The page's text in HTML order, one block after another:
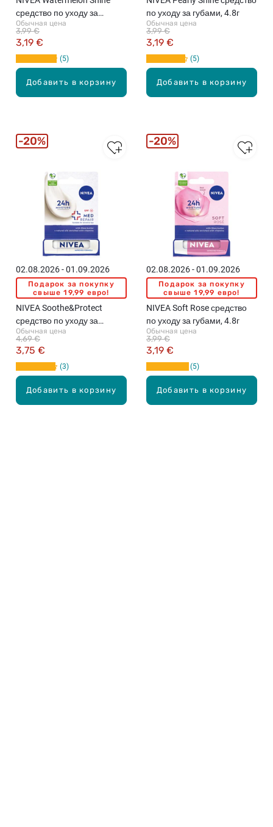
Добавить в корзину
средство по уходу за
губами, 4.8г
Обычная цена
3,19 €
3,99 €
5
Добавить в корзину
по уходу за губами, 4.8г
Обычная цена
3,19 €
3,99 €
5
Добавить в корзину
02.08.2026 - 01.09.2026
Подарок за покупку
свыше 19,99 евро!
NIVEA Soothe&Protect
средство по уходу за
губами, 4.8г
Обычная цена
3,75 €
4,69 €
3
20%
Добавить в корзину
02.08.2026 - 01.09.2026
Подарок за покупку
свыше 19,99 евро!
NIVEA Soft Rose средство
по уходу за губами, 4.8г
Обычная цена
3,19 €
3,99 €
5
20%